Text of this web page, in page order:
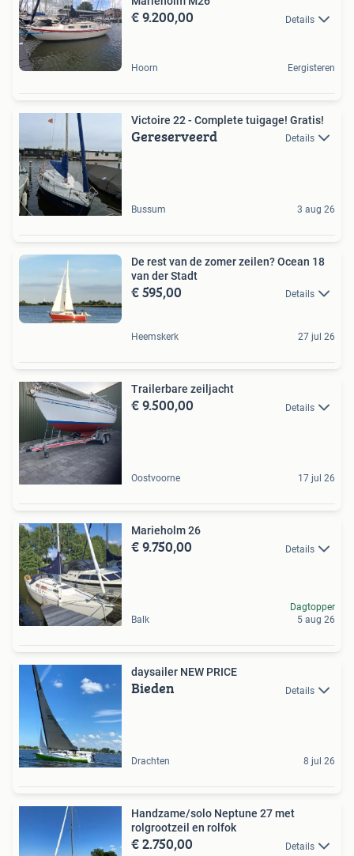
€ 9.200,00 Details
Hoorn Eergisteren
Victoire 22 - Complete tuigage! Gratis!
Gereserveerd Details
Bussum 3 aug 26
De rest van de zomer zeilen? Ocean 18
van der Stadt
€ 595,00 Details
Heemskerk 27 jul 26
Trailerbare zeiljacht
€ 9.500,00 Details
Oostvoorne 17 jul 26
Marieholm 26
€ 9.750,00 Details
Balk
Dagtopper
5 aug 26
daysailer NEW PRICE
Bieden Details
Drachten 8 jul 26
Handzame/solo Neptune 27 met
rolgrootzeil en rolfok
€ 2.750,00 Details